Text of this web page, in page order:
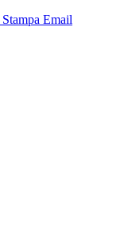
Stampa Email